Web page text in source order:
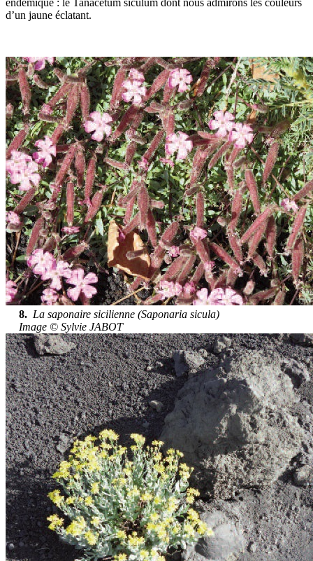
d’un jaune éclatant.
8. La saponaire sicilienne (Saponaria sicula)
Image © Sylvie JABOT